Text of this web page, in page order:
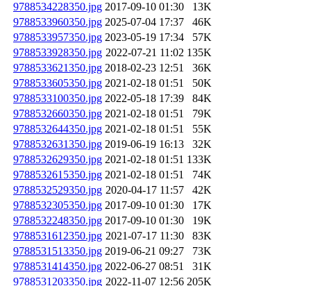
9788534228350.jpg 2017-09-10 01:30
13K
9788533960350.jpg 2025-07-04 17:37
46K
9788533957350.jpg 2023-05-19 17:34
57K
9788533928350.jpg 2022-07-21 11:02 135K
9788533621350.jpg 2018-02-23 12:51
36K
9788533605350.jpg 2021-02-18 01:51
50K
9788533100350.jpg 2022-05-18 17:39
84K
9788532660350.jpg 2021-02-18 01:51
79K
9788532644350.jpg 2021-02-18 01:51
55K
9788532631350.jpg 2019-06-19 16:13
32K
9788532629350.jpg 2021-02-18 01:51 133K
9788532615350.jpg 2021-02-18 01:51
74K
9788532529350.jpg 2020-04-17 11:57
42K
9788532305350.jpg 2017-09-10 01:30
17K
9788532248350.jpg 2017-09-10 01:30
19K
9788531612350.jpg 2021-07-17 11:30
83K
9788531513350.jpg 2019-06-21 09:27
73K
9788531414350.jpg 2022-06-27 08:51
31K
9788531203350.jpg 2022-11-07 12:56 205K